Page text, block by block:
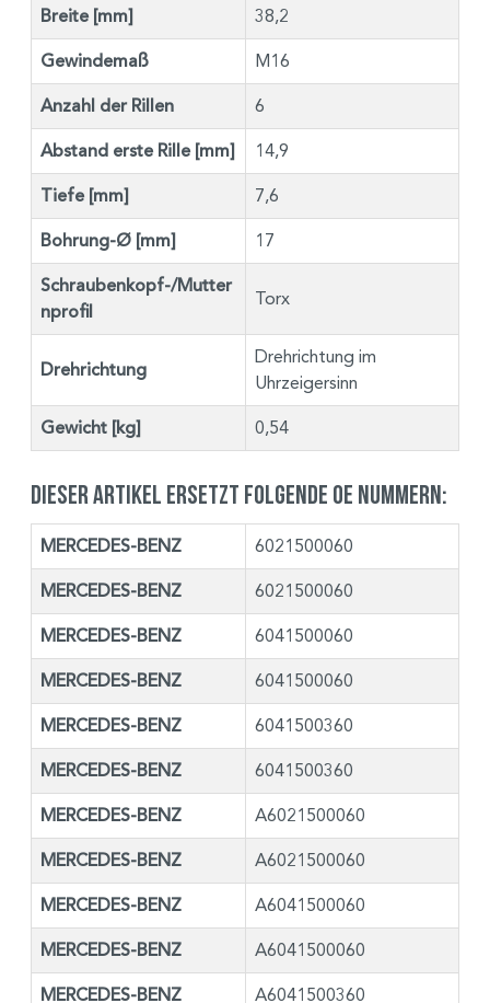
Breite [mm] 38,2
Gewindemaß M16
Anzahl der Rillen 6
Abstand erste Rille [mm] 14,9
Tiefe [mm] 7,6
Bohrung-Ø [mm] 17
Schraubenkopf-/Mutter
nprofil
Torx
Drehrichtung
Drehrichtung im
Uhrzeigersinn
Gewicht [kg] 0,54
Dieser Artikel ersetzt folgende OE Nummern:
MERCEDES-BENZ 6021500060
MERCEDES-BENZ 6021500060
MERCEDES-BENZ 6041500060
MERCEDES-BENZ 6041500060
MERCEDES-BENZ 6041500360
MERCEDES-BENZ 6041500360
MERCEDES-BENZ A6021500060
MERCEDES-BENZ A6021500060
MERCEDES-BENZ A6041500060
MERCEDES-BENZ A6041500060
MERCEDES-BENZ A6041500360